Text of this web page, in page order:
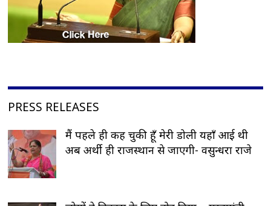
PRESS RELEASES
मैं पहले ही कह चुकी हूँ मेरी डोली यहाँ आई थी
अब अर्थी ही राजस्थान से जाएगी- वसुन्धरा राजे